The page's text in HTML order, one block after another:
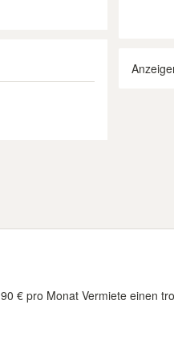
€ pro Monat Vermiete einen